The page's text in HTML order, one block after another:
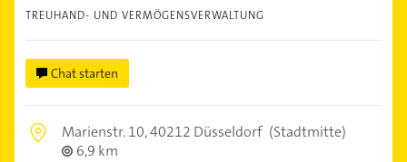
TREUHAND- UND VERMÖGENSVERWALTUNG
Chat starten
Marienstr. 10,40212 Düsseldorf (Stadtmitte)
6,9 km